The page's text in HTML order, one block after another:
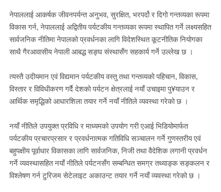
नेपाललाई आकर्षक जीवनपर्यन्त अनुभव, सुरक्षित, भरपर्दो र दिगो गन्तव्यका रूपमा
विकास गर्न, नेपाललाई अद्वितीय पर्यटकीय गन्तव्यका रूपमा स्थापित गर्ने लक्ष्यसहित
सार्वजनिक नीतिमा नेपालको प्रवर्धनका लागि विदेशस्थित कूटनीतिक नियोगका
साथै गैरआवासीय नेपाली आबद्ध सङ्घ संस्थासँग सहकार्य गर्ने उल्लेख छ ।
त्यस्तै उदीयमान एवं विद्यमान पर्यटकीय वस्तु तथा गन्तव्यको पहिचान, विकास,
विस्तार र विविधीकरण गर्दै देशको पर्यटन क्षेत्रलाई नयाँ उचाइमा पु¥याउन र
आर्थिक समृद्धिको आधारशिला तयार गर्ने नयाँ नीतिले व्यवस्था गरेको छ ।
नयाँ नीतिले उपयुक्त प्रविधि र माध्यमको उपयोग गरी एआई भिडियोमार्फत
पर्यटकीय प्रचारप्रसार र प्रवर्धनात्मक गतिविधि सञ्चालन गर्ने गुणस्तरीय एवं
बहुपक्षीय पूर्वाधार विकासका लागि सार्वजनिक, निजी तथा वैदेशिक लगानी प्रवर्धन
गर्ने व्यवस्थासहित नयाँ नीतिले पर्यटनसँग सम्बन्धित समग्र तथ्याङ्क सङ्कलन र
विश्लेषण गर्न टुरिजम सेटेलाइट अकाउन्ट तयार गर्ने नयाँ व्यवस्था गरेको छ ।